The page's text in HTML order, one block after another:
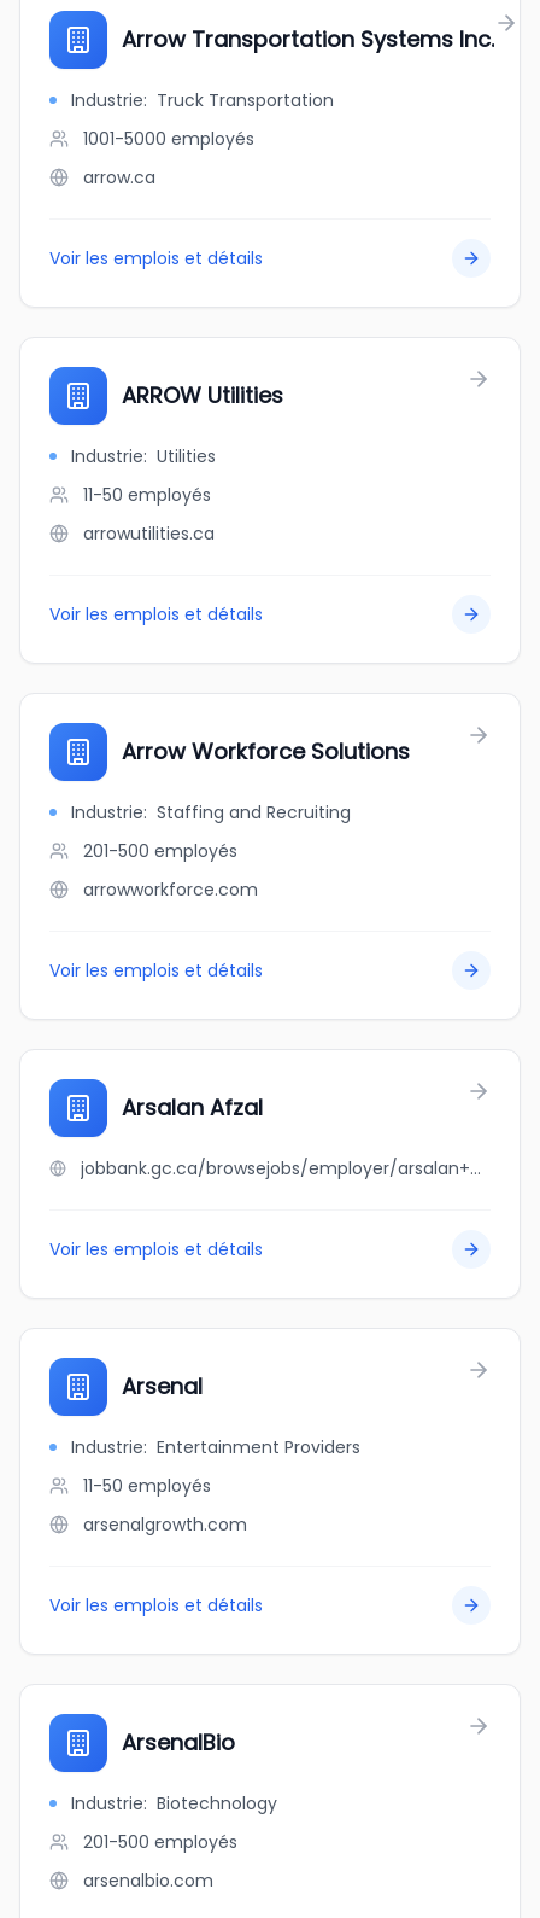
Arrow Transportation Systems Inc.
Industrie: Truck Transportation
1001-5000 employés
arrow.ca
Voir les emplois et détails
ARROW Utilities
Industrie: Utilities
11-50 employés
arrowutilities.ca
Voir les emplois et détails
Arrow Workforce Solutions
Industrie: Staffing and Recruiting
201-500 employés
arrowworkforce.com
Voir les emplois et détails
Arsalan Afzal
jobbank.gc.ca/browsejobs/employer/arsalan+afzal/ca
Voir les emplois et détails
Arsenal
Industrie: Entertainment Providers
11-50 employés
arsenalgrowth.com
Voir les emplois et détails
ArsenalBio
Industrie: Biotechnology
201-500 employés
arsenalbio.com